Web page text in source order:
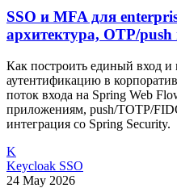
SSO и MFA для
архитектура, OTP/
Как построить единый вход
аутентификацию в
поток входа на Spring Web
приложениям, push/TOTP/
интеграция со Spring Security.
K
Keycloak SSO
24 May 2026